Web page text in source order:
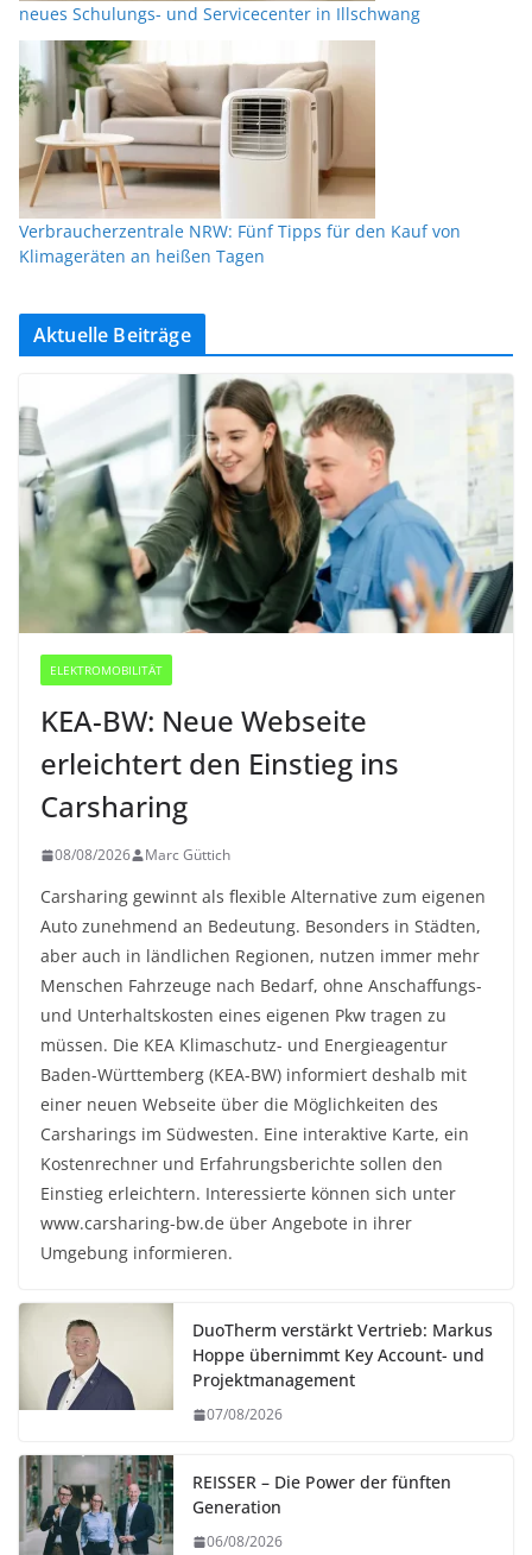
neues Schulungs- und Servicecenter in Illschwang
Verbraucherzentrale NRW: Fünf Tipps für den Kauf von
Klimageräten an heißen Tagen
Aktuelle Beiträge
ELEKTROMOBILITÄT
KEA-BW: Neue Webseite
erleichtert den Einstieg ins
Carsharing
08/08/2026 Marc Güttich
Carsharing gewinnt als flexible Alternative zum eigenen
Auto zunehmend an Bedeutung. Besonders in Städten,
aber auch in ländlichen Regionen, nutzen immer mehr
Menschen Fahrzeuge nach Bedarf, ohne Anschaffungs-
und Unterhaltskosten eines eigenen Pkw tragen zu
müssen. Die KEA Klimaschutz- und Energieagentur
Baden-Württemberg (KEA-BW) informiert deshalb mit
einer neuen Webseite über die Möglichkeiten des
Carsharings im Südwesten. Eine interaktive Karte, ein
Kostenrechner und Erfahrungsberichte sollen den
Einstieg erleichtern. Interessierte können sich unter
www.carsharing-bw.de über Angebote in ihrer
Umgebung informieren.
DuoTherm verstärkt Vertrieb: Markus
Hoppe übernimmt Key Account- und
Projektmanagement
07/08/2026
REISSER – Die Power der fünften
Generation
06/08/2026